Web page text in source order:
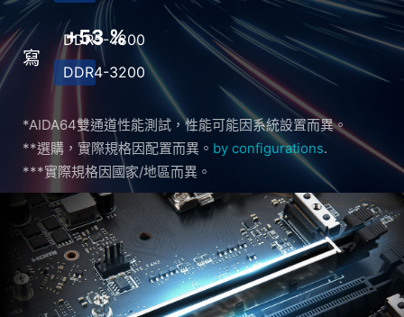
寫
DDR5-4800
+53 %
DDR4-3200
*AIDA64雙通道性能測試，性能可能因系統設置而異。
**選購，實際規格因配置而異。 by configurations.
***實際規格因國家/地區而異。